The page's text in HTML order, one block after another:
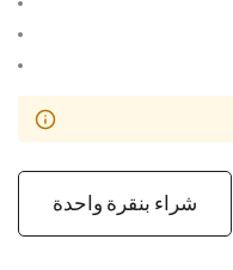
شراء بنقرة واحدة